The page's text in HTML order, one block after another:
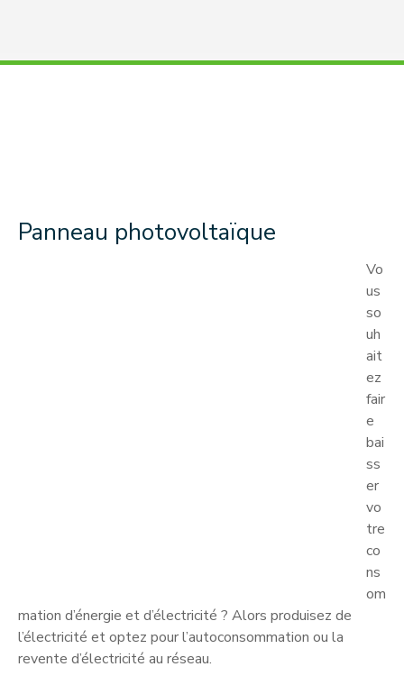
Panneau photovoltaïque
Vo
us
so
uh
ait
ez
fair
e
bai
ss
er
vo
tre
co
ns
om
mation d’énergie et d’électricité ? Alors produisez de
l’électricité et optez pour l’autoconsommation ou la
revente d’électricité au réseau.